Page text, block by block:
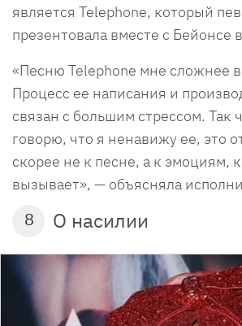
является Telephone, который
презентовала вместе с Бейонсе
«Песню Telephone мне сложнее
Процесс ее написания и
связан с большим стрессом. Так
говорю, что я ненавижу ее, это
скорее не к песне, а к эмоциям,
вызывает», — объясняла
8 О насилии